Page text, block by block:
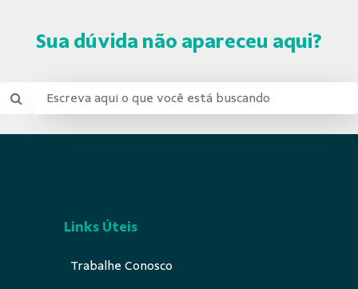
Sua dúvida não apareceu aqui?
Links Úteis
Trabalhe Conosco